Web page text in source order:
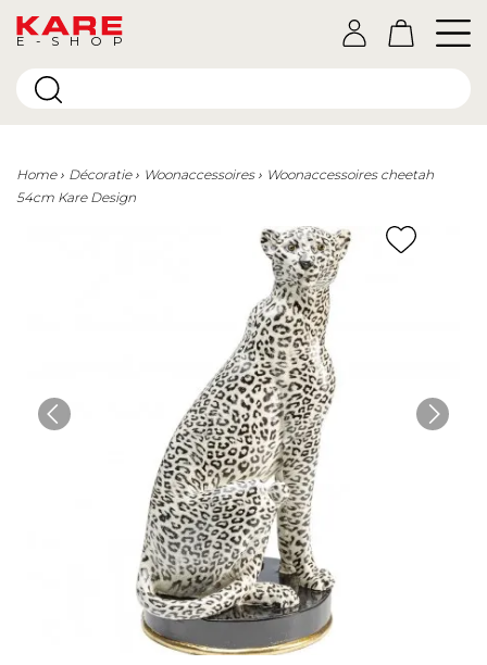
E-SHOP
Home Décoratie Woonaccessoires
Woonaccessoires cheetah
54cm Kare Design